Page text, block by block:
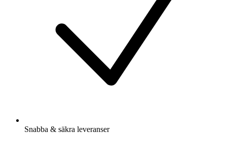
Snabba & säkra leveranser